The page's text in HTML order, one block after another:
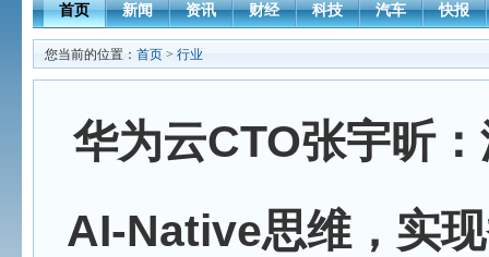
首页 新闻 资讯 财经 科技 汽车 快报
您当前的位置： 首页 > 行业
华为云CTO张宇昕
AI-Native思维，实